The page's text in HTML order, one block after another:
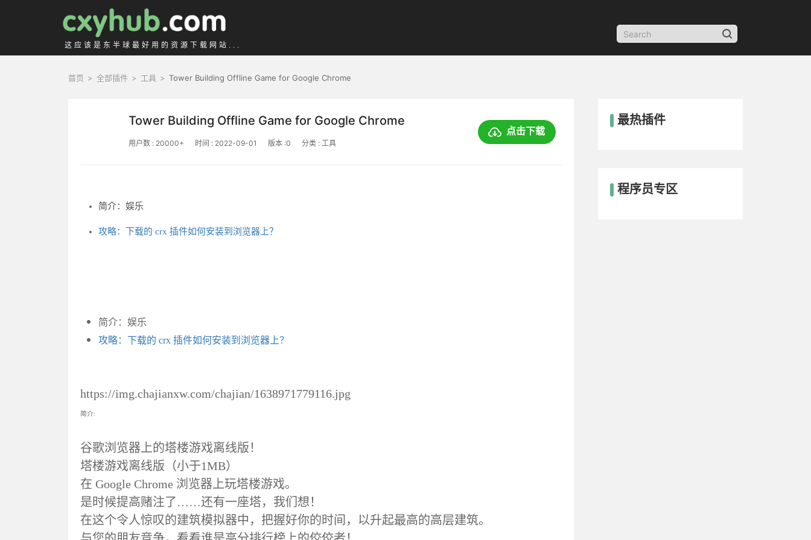
这应该是东半球最好用的资源下载网站...
首页 > 全部插件 > 工具 > Tower Building Offline Game for Google Chrome
Tower Building Offline Game for Google Chrome
用户数 : 20000+ 时间 : 2022-09-01 版本 :0 分类 : 工具
点击下载
简介：娱乐
攻略：下载的 crx 插件如何安装到浏览器上？
简介：娱乐
攻略：下载的 crx 插件如何安装到浏览器上？
https://img.chajianxw.com/chajian/1638971779116.jpg
简介:
谷歌浏览器上的塔楼游戏离线版！
塔楼游戏离线版（小于1MB）
在 Google Chrome 浏览器上玩塔楼游戏。
是时候提高赌注了……还有一座塔，我们想！
在这个令人惊叹的建筑模拟器中，把握好你的时间，以升起最高的高层建筑。
最热插件
程序员专区